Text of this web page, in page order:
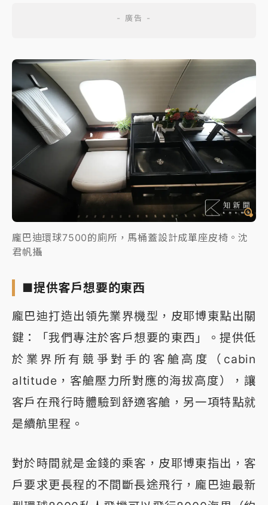
龐巴迪環球7500的廁所，馬桶蓋設計成單座皮椅。沈
君帆攝
■提供客戶想要的東西
龐巴迪打造出領先業界機型，皮耶博東點出關
鍵：「我們專注於客戶想要的東西」。提供低
於業界所有競爭對手的客艙高度（cabin
altitude，客艙壓力所對應的海拔高度），讓
客戶在飛行時體驗到舒適客艙，另一項特點就
是續航里程。
對於時間就是金錢的乘客，皮耶博東指出，客
戶要求更長程的不間斷長途飛行，龐巴迪最新